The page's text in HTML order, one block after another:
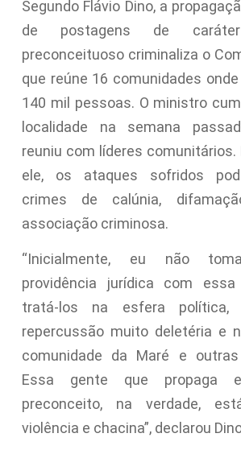
Segundo Flávio Dino, a
de postagens de
preconceituoso criminaliza o
que reúne 16 comunidades
140 mil pessoas. O ministro
localidade na semana
reuniu com líderes comunitários.
ele, os ataques sofridos
crimes de calúnia,
associação criminosa.
“Inicialmente, eu não
providência jurídica com
tratá-los na esfera
repercussão muito deletéria e
comunidade da Maré e outras
Essa gente que propaga
preconceito, na verdade,
violência e chacina”, declarou